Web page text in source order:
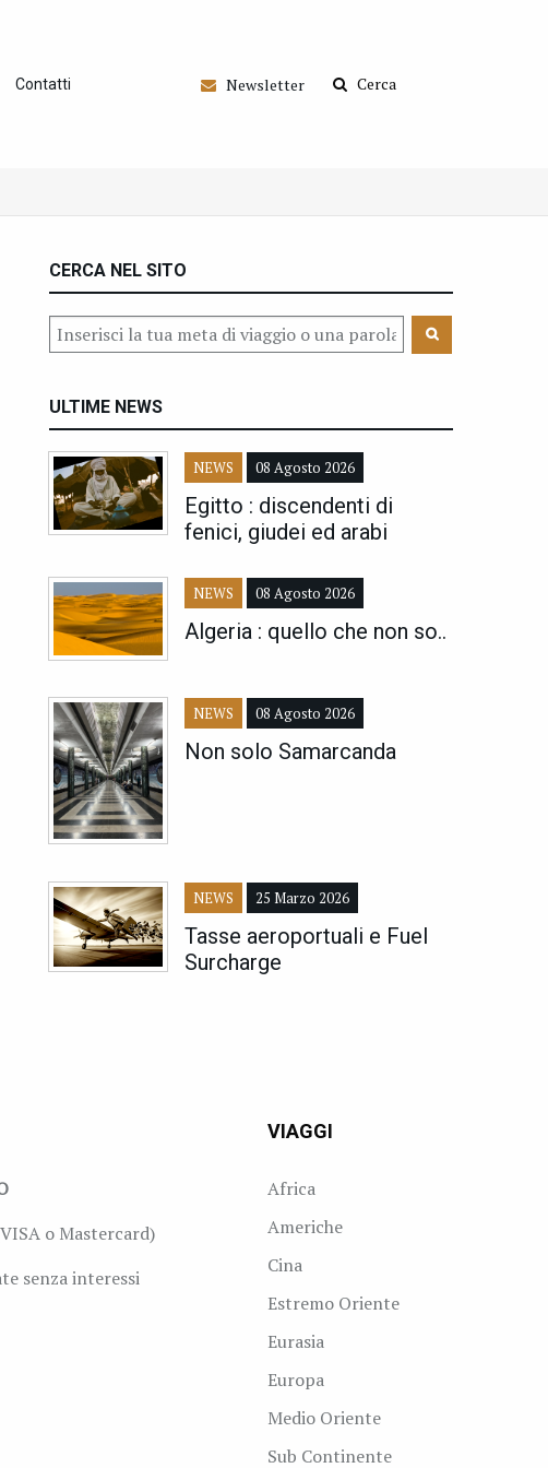
Contatti Newsletter Cerca
CERCA NEL SITO
ULTIME NEWS
NEWS 08 Agosto 2026
Egitto : discendenti di
fenici, giudei ed arabi
NEWS 08 Agosto 2026
Algeria : quello che non so..
NEWS 08 Agosto 2026
Non solo Samarcanda
NEWS 25 Marzo 2026
Tasse aeroportuali e Fuel
Surcharge
o Mastercard)
senza interessi
VIAGGI
Africa
Americhe
Cina
Estremo Oriente
Eurasia
Europa
Medio Oriente
Sub Continente